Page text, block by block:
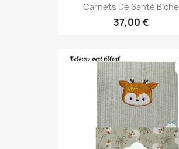
Carnets De Santé Biche
37,00 €